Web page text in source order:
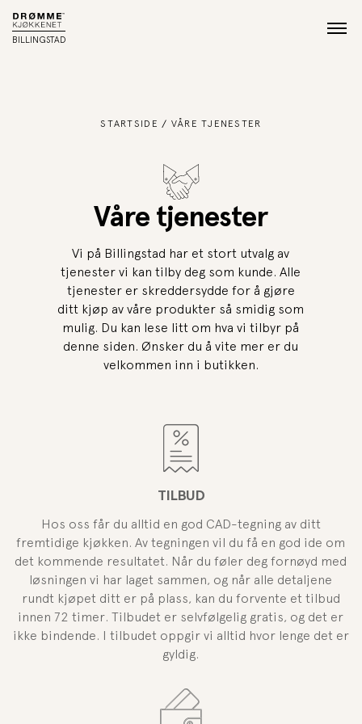
BILLINGSTAD
STARTSIDE VÅRE TJENESTER
Våre tjenester
Vi på Billingstad har et stort utvalg av
tjenester vi kan tilby deg som kunde. Alle
tjenester er skreddersydde for å gjøre
ditt kjøp av våre produkter så smidig som
mulig. Du kan lese litt om hva vi tilbyr på
denne siden. Ønsker du å vite mer er du
velkommen inn i butikken.
TILBUD
Hos oss får du alltid en god CAD-tegning av ditt
fremtidige kjøkken. Av tegningen vil du få en god ide om
det kommende resultatet. Når du føler deg fornøyd med
løsningen vi har laget sammen, og når alle detaljene
rundt kjøpet ditt er på plass, kan du forvente et tilbud
innen 72 timer. Tilbudet er selvfølgelig gratis, og det er
ikke bindende. I tilbudet oppgir vi alltid hvor lenge det er
gyldig.